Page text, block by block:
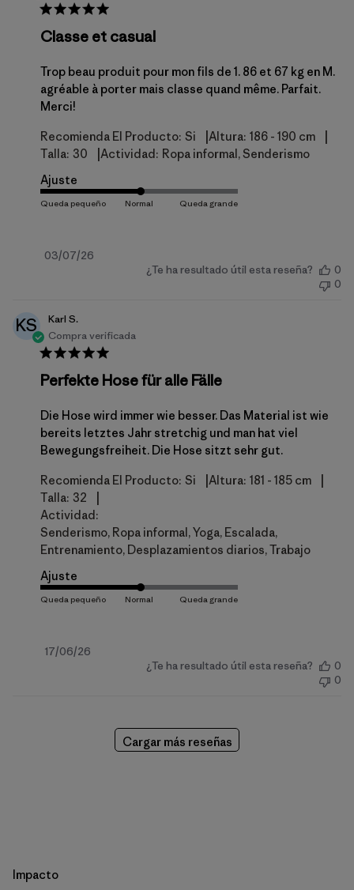
Classe et casual
Trop beau produit pour mon fils de 1. 86 et 67 kg en M.
agréable à porter mais classe quand même. Parfait.
Merci!
Recomienda El Producto: Si Altura: 186 - 190 cm
Talla: 30 Actividad: Ropa informal, Senderismo
Ajuste
Fecha
03/07/26
¿Te ha resultado útil esta reseña?
0
0
KS
Karl S.
Compra verificada
Perfekte Hose für alle Fälle
Die Hose wird immer wie besser. Das Material ist wie
bereits letztes Jahr stretchig und man hat viel
Bewegungsfreiheit. Die Hose sitzt sehr gut.
Recomienda El Producto: Si Altura: 181 - 185 cm
Talla: 32
Actividad:
Senderismo, Ropa informal, Yoga, Escalada,
Entrenamiento, Desplazamientos diarios, Trabajo
Ajuste
Fecha
17/06/26
¿Te ha resultado útil esta reseña?
0
0
Cargar más reseñas
Impacto